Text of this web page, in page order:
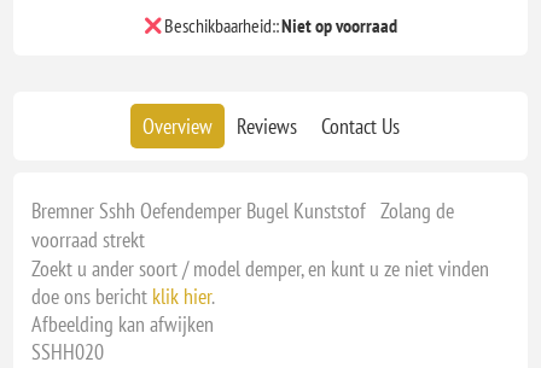
Beschikbaarheid::Niet op voorraad
Overview Reviews Contact Us
Bremner Sshh Oefendemper Bugel Kunststof Zolang de
voorraad strekt
Zoekt u ander soort / model demper, en kunt u ze niet vinden
doe ons bericht klik hier.
Afbeelding kan afwijken
SSHH020